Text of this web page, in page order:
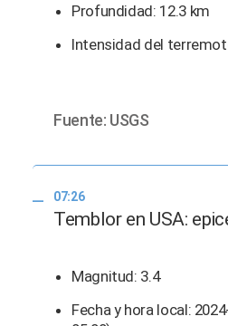
Profundidad: 12.3 km
Intensidad del
Fuente: USGS
07:26
Temblor en USA:
Magnitud: 3.4
Fecha y hora local: